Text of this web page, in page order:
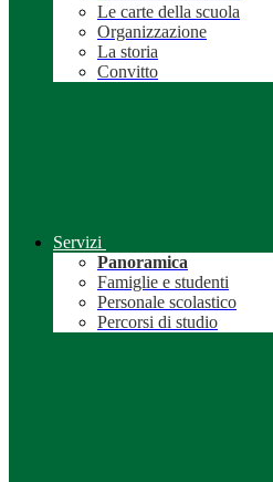
Le carte della scuola
Organizzazione
La storia
Convitto
Servizi
Panoramica
Famiglie e studenti
Personale scolastico
Percorsi di studio